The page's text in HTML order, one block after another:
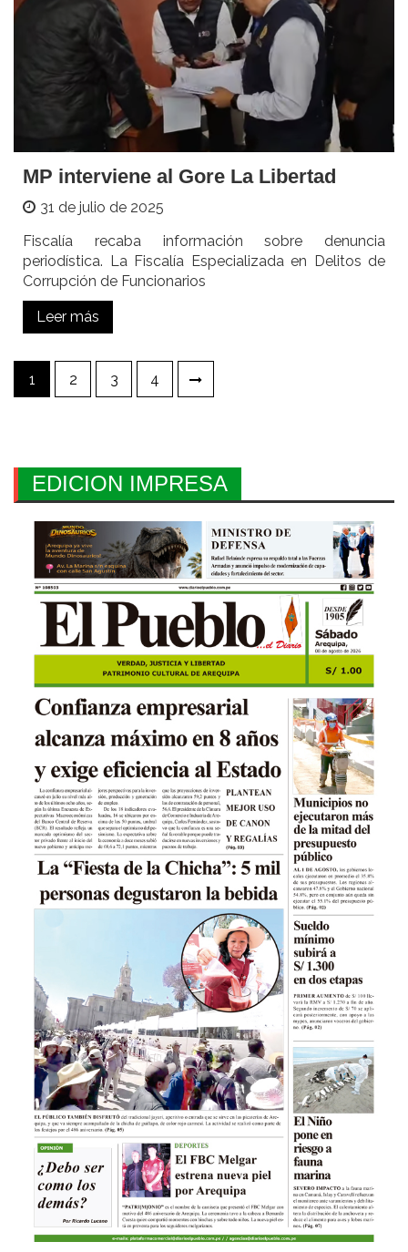
MP interviene al Gore La Libertad
31 de julio de 2025
Fiscalía recaba información sobre denuncia
periodística. La Fiscalía Especializada en Delitos de
Corrupción de Funcionarios
Leer más
Paginación
de
1 2 3 4
EDICION IMPRESA